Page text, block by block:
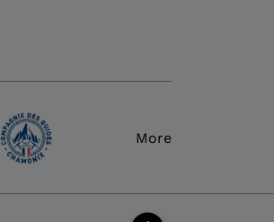
More